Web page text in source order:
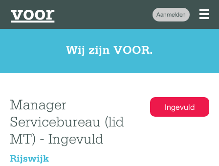
Aanmelden
Wij zijn VOOR.
Ingevuld
Manager
Servicebureau (lid
MT) - Ingevuld
Rijswijk